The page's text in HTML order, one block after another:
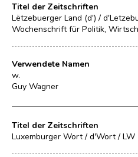
Titel der Zeitschriften
Lëtzebuerger Land (d') /
Wochenschrift für Politik,
Verwendete Namen
w.
Guy Wagner
Titel der Zeitschriften
Luxemburger Wort / d'Wort / LW